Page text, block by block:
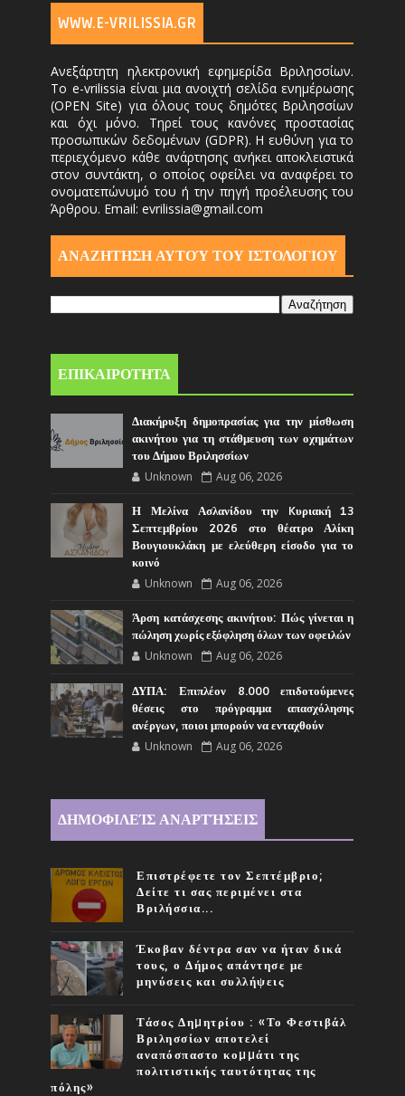
WWW.E-VRILISSIA.GR
Ανεξάρτητη ηλεκτρονική εφημερίδα Βριλησσίων.
Το e-vrilissia είναι μια ανοιχτή σελίδα ενημέρωσης
(OPEN Site) για όλους τους δημότες Βριλησσίων
και όχι μόνο. Τηρεί τους κανόνες προστασίας
προσωπικών δεδομένων (GDPR). Η ευθύνη για το
περιεχόμενο κάθε ανάρτησης ανήκει αποκλειστικά
στον συντάκτη, ο οποίος οφείλει να αναφέρει το
ονοματεπώνυμό του ή την πηγή προέλευσης του
Άρθρου. Email: evrilissia@gmail.com
ΑΝΑΖΗΤΗΣΗ ΑΥΤΟΎ ΤΟΥ ΙΣΤΟΛΟΓΙΟΥ
ΕΠΙΚΑΙΡΟΤΗΤΑ
Διακήρυξη δημοπρασίας για την μίσθωση
ακινήτου για τη στάθμευση των οχημάτων
του Δήμου Βριλησσίων
Unknown Aug 06, 2026
Η Μελίνα Ασλανίδου την Kυριακή 13
Σεπτεμβρίου 2026 στο θέατρο Αλίκη
Βουγιουκλάκη με ελεύθερη είσοδο για το
κοινό
Unknown Aug 06, 2026
Άρση κατάσχεσης ακινήτου: Πώς γίνεται η
πώληση χωρίς εξόφληση όλων των οφειλών
Unknown Aug 06, 2026
ΔΥΠΑ: Επιπλέον 8.000 επιδοτούμενες
θέσεις στο πρόγραμμα απασχόλησης
ανέργων, ποιοι μπορούν να ενταχθούν
Unknown Aug 06, 2026
ΔΗΜΟΦΙΛΕΊΣ ΑΝΑΡΤΉΣΕΙΣ
Επιστρέφετε τον Σεπτέμβριο;
Δείτε τι σας περιμένει στα
Βριλήσσια...
Έκοβαν δέντρα σαν να ήταν δικά
τους, ο Δήμος απάντησε με
μηνύσεις και συλλήψεις
Τάσος Δηµητρίου : «Το Φεστιβάλ
Βριλησσίων αποτελεί
αναπόσπαστο κοµµάτι της
πολιτιστικής ταυτότητας της
πόλης»